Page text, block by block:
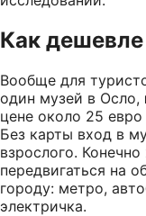
Как дешевле
Вообще для
один музей в Осло,
цене около 25
Без карты вход в
взрослого.
передвигаться на
городу: метро,
электричка.